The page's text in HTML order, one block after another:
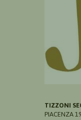
TIZZONI
PIACENZA